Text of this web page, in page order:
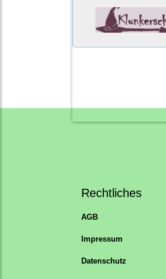
Rechtliches
AGB
Impressum
Datenschutz